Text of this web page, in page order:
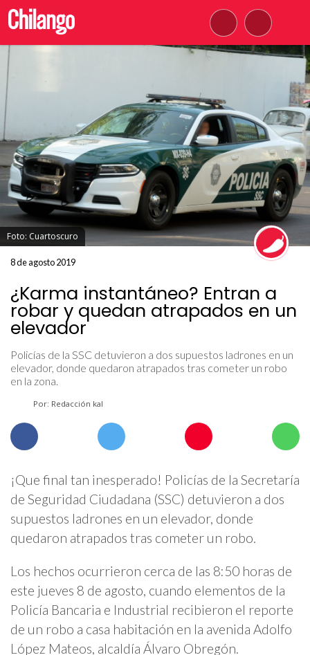
Foto: Cuartoscuro
8 de agosto 2019
¿Karma instantáneo? Entran a
robar y quedan atrapados en un
elevador
Policías de la SSC detuvieron a dos supuestos ladrones en un
elevador, donde quedaron atrapados tras cometer un robo
en la zona.
Por: Redacción kal
¡Que final tan inesperado! Policías de la Secretaría
de Seguridad Ciudadana (SSC) detuvieron a dos
supuestos ladrones en un elevador, donde
quedaron atrapados tras cometer un robo.
Los hechos ocurrieron cerca de las 8:50 horas de
este jueves 8 de agosto, cuando elementos de la
Policía Bancaria e Industrial recibieron el reporte
de un robo a casa habitación en la avenida Adolfo
López Mateos, alcaldía Álvaro Obregón.